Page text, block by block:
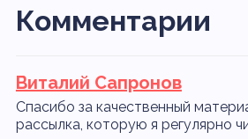
Комментарии
Виталий Сапронов
Спасибо за качественный
рассылка, которую я регулярно